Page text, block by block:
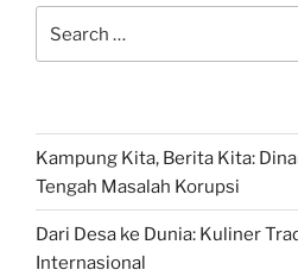
for:
Kampung Kita, Berita Kita:
Tengah Masalah Korupsi
Dari Desa ke Dunia: Kuliner
Internasional